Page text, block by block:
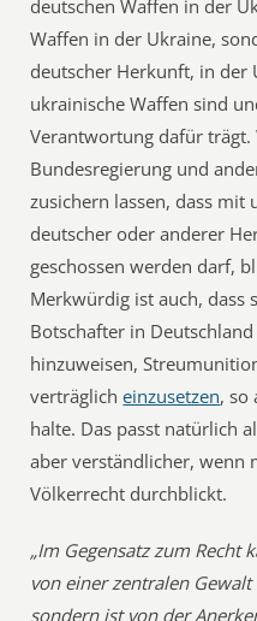
deutschen Waffen in der
Waffen in der Ukraine,
deutscher Herkunft, in der
ukrainische Waffen sind
Verantwortung dafür trägt.
Bundesregierung und
zusichern lassen, dass mit
deutscher oder anderer
geschossen werden darf,
Merkwürdig ist auch, dass
Botschafter in
hinzuweisen,
verträglicheinzusetzen, so
halte. Das passt natürlich
aber verständlicher, wenn
Völkerrecht durchblickt.
„Im Gegensatz zum Recht
von einer zentralen
sondern ist von der